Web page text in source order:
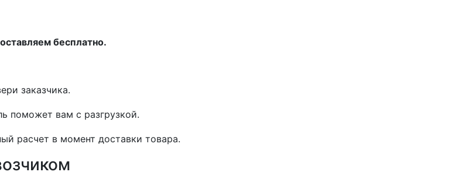
бесплатно.
заказчика.
поможет вам с разгрузкой.
расчет в момент доставки товара.